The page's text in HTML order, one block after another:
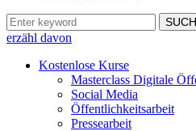
erzähl davon
Kostenlose Kurse
Masterclass Digitale
Social Media
Öffentlichkeitsarbeit
Pressearbeit